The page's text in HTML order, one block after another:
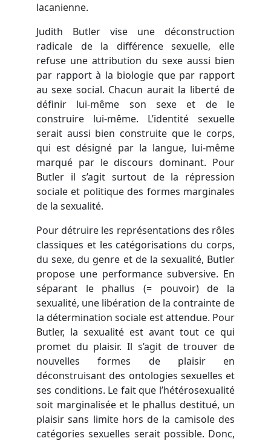
lacanienne.
Judith Butler vise une déconstruction
radicale de la différence sexuelle, elle
refuse une attribution du sexe aussi bien
par rapport à la biologie que par rapport
au sexe social. Chacun aurait la liberté de
définir lui-même son sexe et de le
construire lui-même. L’identité sexuelle
serait aussi bien construite que le corps,
qui est désigné par la langue, lui-même
marqué par le discours dominant. Pour
Butler il s’agit surtout de la répression
sociale et politique des formes marginales
de la sexualité.
Pour détruire les représentations des rôles
classiques et les catégorisations du corps,
du sexe, du genre et de la sexualité, Butler
propose une performance subversive. En
séparant le phallus (= pouvoir) de la
sexualité, une libération de la contrainte de
la détermination sociale est attendue. Pour
Butler, la sexualité est avant tout ce qui
promet du plaisir. Il s’agit de trouver de
nouvelles formes de plaisir en
déconstruisant des ontologies sexuelles et
ses conditions. Le fait que l’hétérosexualité
soit marginalisée et le phallus destitué, un
plaisir sans limite hors de la camisole des
catégories sexuelles serait possible. Donc,